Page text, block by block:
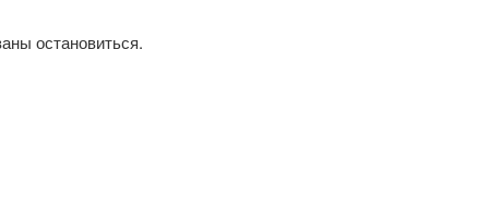
остановиться.